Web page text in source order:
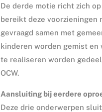
De derde motie richt zich
bereikt deze voorzieningen
gevraagd samen met
kinderen worden gemist en
te realiseren worden
OCW.
Aansluiting bij eerdere
Deze drie onderwerpen